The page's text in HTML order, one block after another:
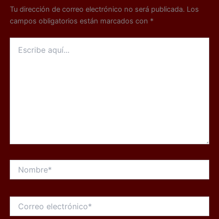
Tu dirección de correo electrónico no será publicada. Los
campos obligatorios están marcados con *
aquí...
electrónico*